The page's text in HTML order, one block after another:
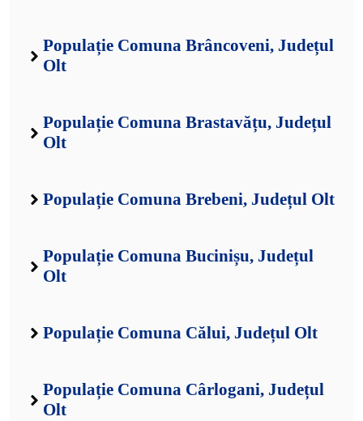
Populație Comuna Brâncoveni, Județul
Olt
Populație Comuna Brastavățu, Județul
Olt
Populație Comuna Brebeni, Județul Olt
Populație Comuna Bucinișu, Județul
Olt
Populație Comuna Călui, Județul Olt
Populație Comuna Cârlogani, Județul
Olt